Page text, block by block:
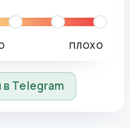
ПЛОХО
Telegram